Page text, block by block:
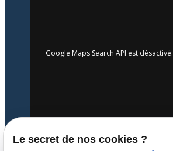
Google Maps Search API est désactivé.
Le secret de nos cookies ?